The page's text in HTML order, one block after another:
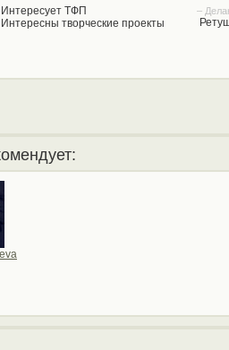
Интересует ТФП
Интересны творческие проекты
–